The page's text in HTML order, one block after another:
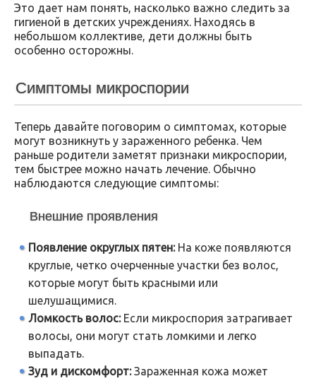
Это дает нам понять, насколько важно следить за
гигиеной в детских учреждениях. Находясь в
небольшом коллективе, дети должны быть
особенно осторожны.
Симптомы микроспории
Теперь давайте поговорим о симптомах, которые
могут возникнуть у зараженного ребенка. Чем
раньше родители заметят признаки микроспории,
тем быстрее можно начать лечение. Обычно
наблюдаются следующие симптомы:
Внешние проявления
Появление округлых пятен:На коже появляются
круглые, четко очерченные участки без волос,
которые могут быть красными или
шелушащимися.
Ломкость волос:Если микроспория затрагивает
волосы, они могут стать ломкими и легко
выпадать.
Зуд и дискомфорт:Зараженная кожа может